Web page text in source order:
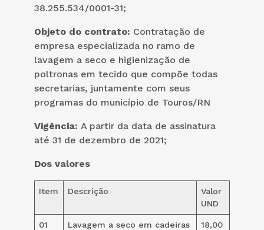
38.255.534/0001-31;
Objeto do contrato: Contratação de
empresa especializada no ramo de
lavagem a seco e higienização de
poltronas em tecido que compõe todas
secretarias, juntamente com seus
programas do município de Touros/RN
Vigência: A partir da data de assinatura
até 31 de dezembro de 2021;
Dos valores
Item Descrição
Valor
UND
01
Lavagem a seco em cadeiras
18,00